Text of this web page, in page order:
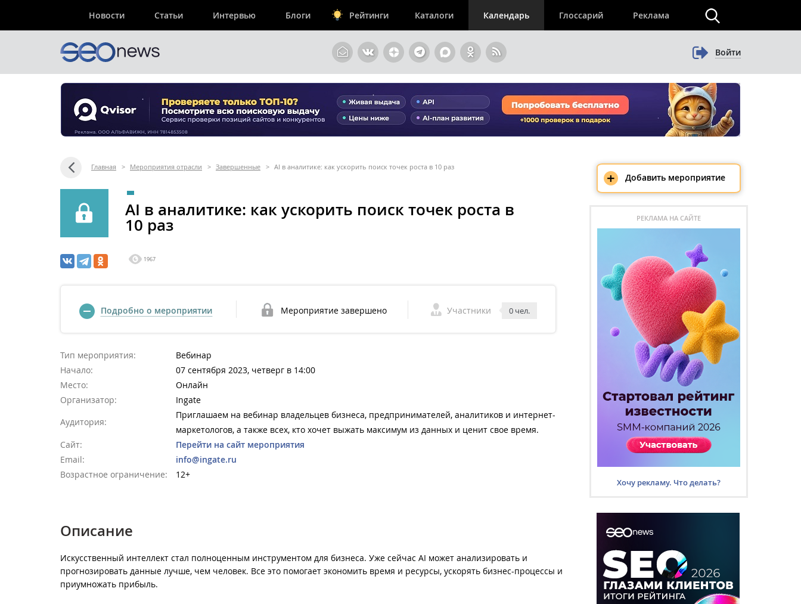
Новости Статьи Интервью Блоги Рейтинги Каталоги Календарь Глоссарий Реклама
Войти
Главная > Мероприятия отрасли > Завершенные > AI в аналитике: как ускорить поиск точек роста в 10 раз
AI в аналитике: как ускорить поиск точек роста в
10 раз
1967
Подробно о мероприятии Мероприятие завершено Участники 0 чел.
Тип мероприятия:
Вебинар
Начало:
07 сентября 2023, четверг в 14:00
Место:
Онлайн
Организатор:
Ingate
Аудитория:
Приглашаем на вебинар владельцев бизнеса, предпринимателей, аналитиков и интернет-
маркетологов, а также всех, кто хочет выжать максимум из данных и ценит свое время.
Сайт:
Перейти на сайт мероприятия
Email:
info@ingate.ru
Возрастное ограничение:
12+
Описание
Искусственный интеллект стал полноценным инструментом для бизнеса. Уже сейчас AI может анализировать и
прогнозировать данные лучше, чем человек. Все это помогает экономить время и ресурсы, ускорять бизнес-процессы и
приумножать прибыль.
+ Добавить мероприятие
РЕКЛАМА НА САЙТЕ
Хочу рекламу. Что делать?